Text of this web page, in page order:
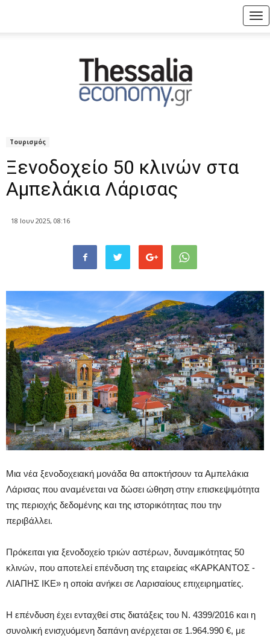
Τουρισμός
Ξενοδοχείο 50 κλινών στα
Αμπελάκια Λάρισας
18 Ιουν 2025, 08:16
Μια νέα ξενοδοχειακή μονάδα θα αποκτήσουν τα Αμπελάκια
Λάρισας που αναμένεται να δώσει ώθηση στην επισκεψιμότητα
της περιοχής δεδομένης και της ιστορικότητας που την
περιβάλλει.
Πρόκειται για ξενοδοχείο τριών αστέρων, δυναμικότητας 50
κλινών, που αποτελεί επένδυση της εταιρείας «ΚΑΡΚΑΝΤΟΣ -
ΛΙΑΠΗΣ ΙΚΕ» η οποία ανήκει σε Λαρισαίους επιχειρηματίες.
Η επένδυση έχει ενταχθεί στις διατάξεις του Ν. 4399/2016 και η
συνολική ενισχυόμενη δαπάνη ανέρχεται σε 1.964.990 €, με